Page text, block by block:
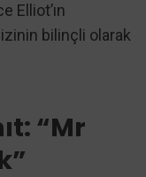
Elliot’ın
bilinçli olarak
“Mr